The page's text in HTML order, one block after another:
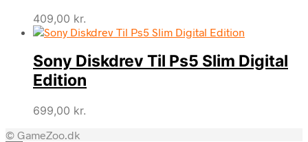
409,00 kr.
Sony Diskdrev Til Ps5 Slim Digital
Edition
699,00 kr.
© GameZoo.dk